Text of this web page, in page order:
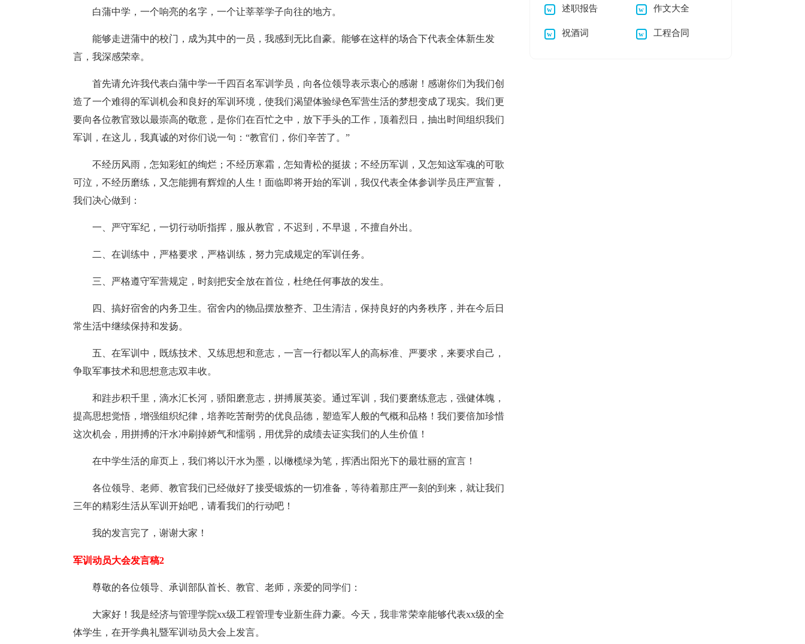
白蒲中学，一个响亮的名字，一个让莘莘学子向往的地方。
能够走进蒲中的校门，成为其中的一员，我感到无比自豪。能够在这样的场合下代表全体新生发
言，我深感荣幸。
首先请允许我代表白蒲中学一千四百名军训学员，向各位领导表示衷心的感谢！感谢你们为我们创
造了一个难得的军训机会和良好的军训环境，使我们渴望体验绿色军营生活的梦想变成了现实。我们更
要向各位教官致以最崇高的敬意，是你们在百忙之中，放下手头的工作，顶着烈日，抽出时间组织我们
军训，在这儿，我真诚的对你们说一句：“教官们，你们辛苦了。”
不经历风雨，怎知彩虹的绚烂；不经历寒霜，怎知青松的挺拔；不经历军训，又怎知这军魂的可歌
可泣，不经历磨练，又怎能拥有辉煌的人生！面临即将开始的军训，我仅代表全体参训学员庄严宣誓，
我们决心做到：
一、严守军纪，一切行动听指挥，服从教官，不迟到，不早退，不擅自外出。
二、在训练中，严格要求，严格训练，努力完成规定的军训任务。
三、严格遵守军营规定，时刻把安全放在首位，杜绝任何事故的发生。
四、搞好宿舍的内务卫生。宿舍内的物品摆放整齐、卫生清洁，保持良好的内务秩序，并在今后日
常生活中继续保持和发扬。
五、在军训中，既练技术、又练思想和意志，一言一行都以军人的高标准、严要求，来要求自己，
争取军事技术和思想意志双丰收。
和跬步积千里，滴水汇长河，骄阳磨意志，拼搏展英姿。通过军训，我们要磨练意志，强健体魄，
提高思想觉悟，增强组织纪律，培养吃苦耐劳的优良品德，塑造军人般的气概和品格！我们要倍加珍惜
这次机会，用拼搏的汗水冲刷掉娇气和懦弱，用优异的成绩去证实我们的人生价值！
在中学生活的扉页上，我们将以汗水为墨，以橄榄绿为笔，挥洒出阳光下的最壮丽的宣言！
各位领导、老师、教官我们已经做好了接受锻炼的一切准备，等待着那庄严一刻的到来，就让我们
三年的精彩生活从军训开始吧，请看我们的行动吧！
我的发言完了，谢谢大家！
军训动员大会发言稿2
尊敬的各位领导、承训部队首长、教官、老师，亲爱的同学们：
大家好！我是经济与管理学院xx级工程管理专业新生薛力豪。今天，我非常荣幸能够代表xx级的全
体学生，在开学典礼暨军训动员大会上发言。
述职报告 作文大全
祝酒词 工程合同